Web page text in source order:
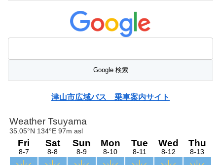
津山市広域バス 乗車案内サイト